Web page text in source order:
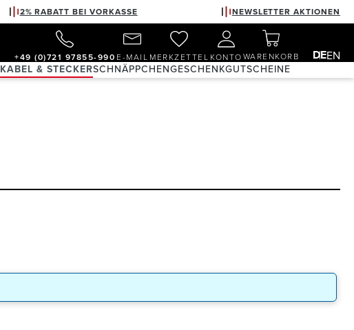
2% RABATT BEI VORKASSE NEWSLETTER AKTIONEN
+49 (0)721 97855-990 E-MAIL MERKZETTEL KONTOWARENKORB DEEN
KABEL & STECKERSCHNÄPPCHENGESCHENKGUTSCHEINE